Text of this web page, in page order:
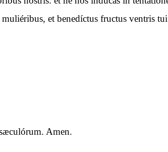
et benedíctus fructus ventris
Amen.